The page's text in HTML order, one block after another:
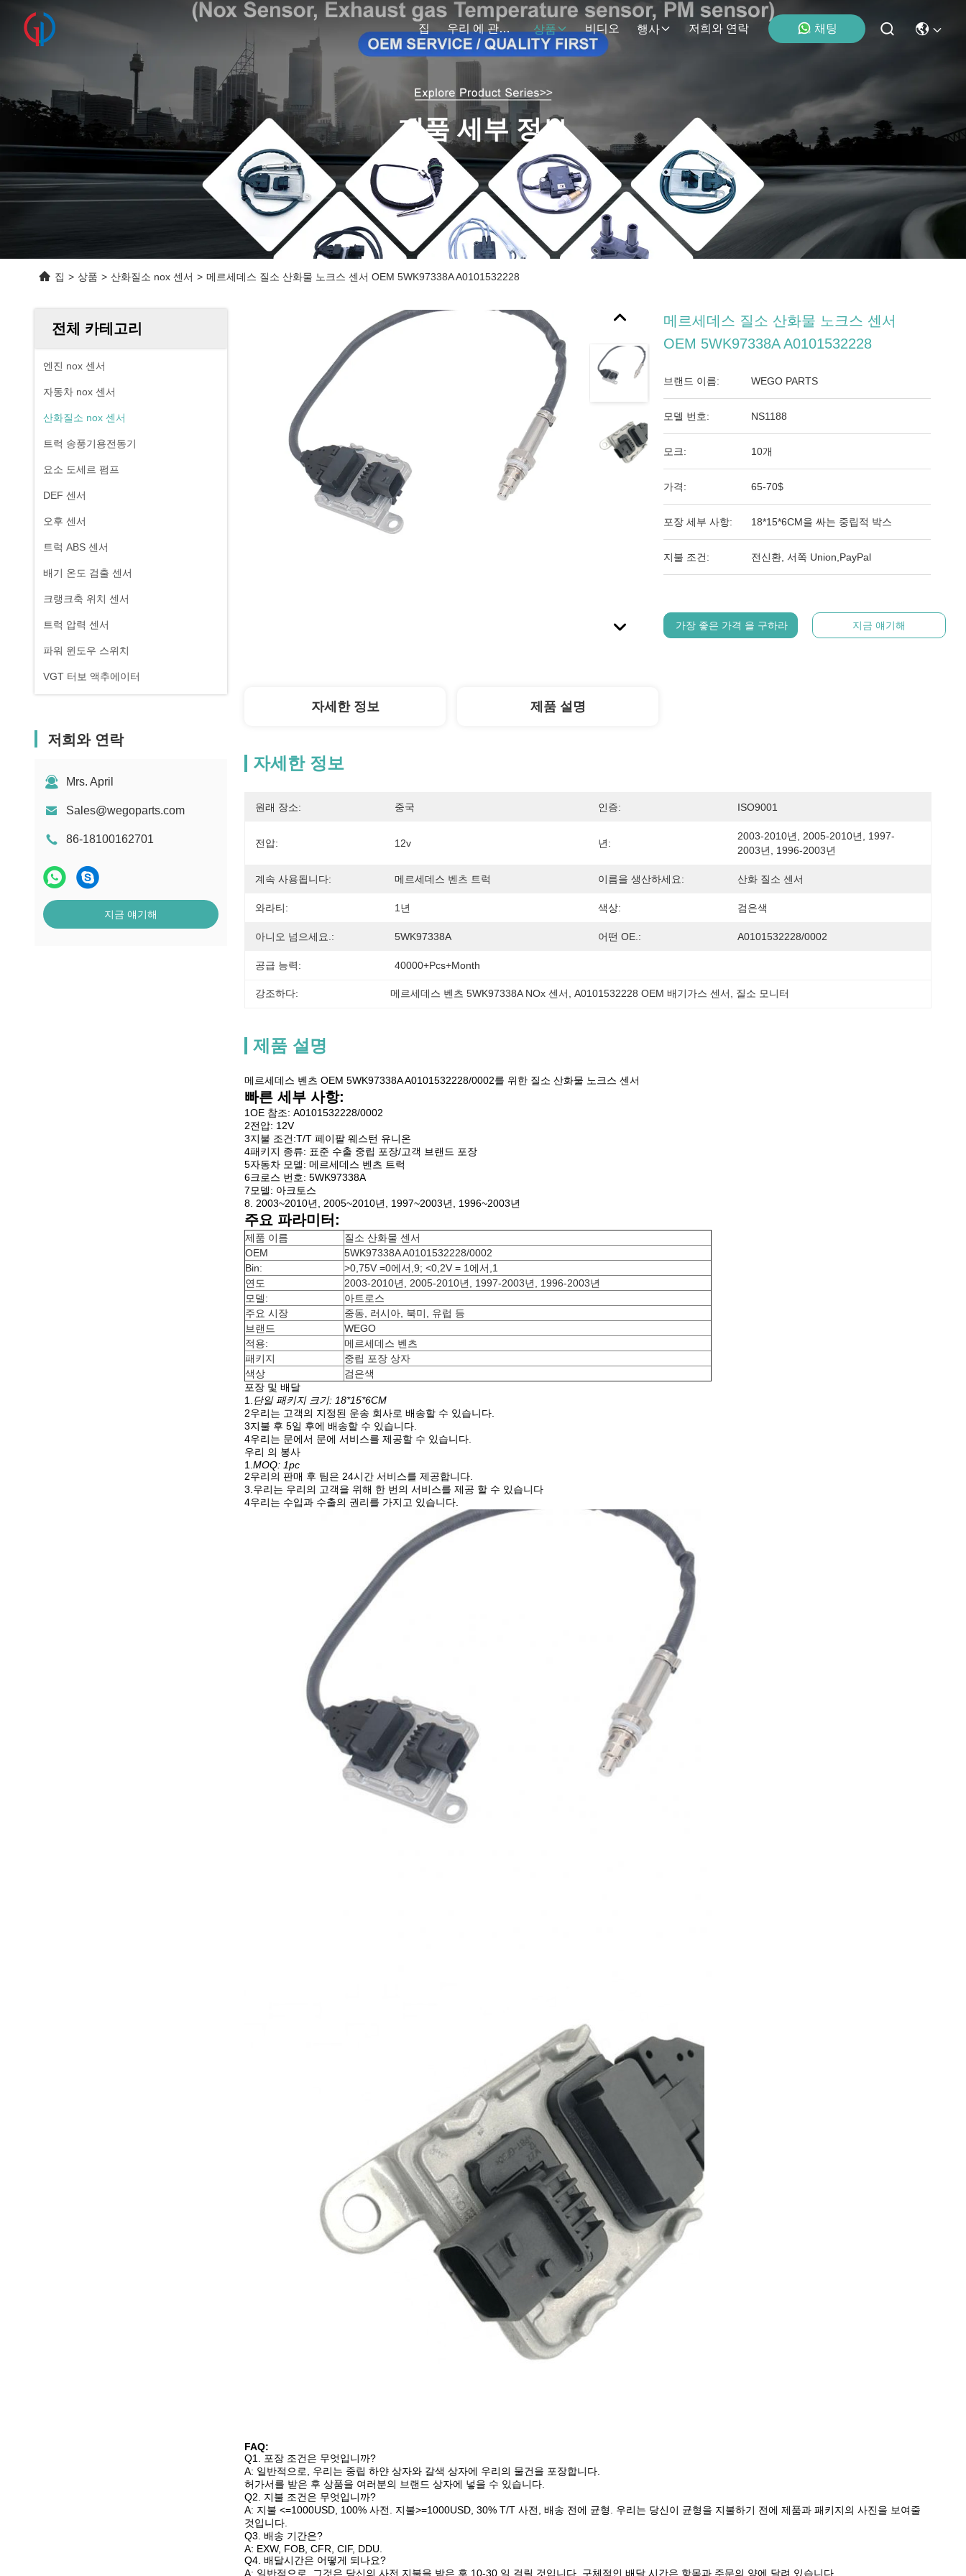
집 우리 에 관한 것 상품 비디오 행사 저희와 연락 채팅
제품 세부 정보
집 > 상품 > 산화질소 nox 센서 > 메르세데스 질소 산화물 노크스 센서 OEM 5WK97338A A0101532228
전체 카테고리
엔진 nox 센서
자동차 nox 센서
산화질소 nox 센서
트럭 송풍기용전동기
요소 도세르 펌프
DEF 센서
오후 센서
트럭 ABS 센서
배기 온도 검출 센서
크랭크축 위치 센서
트럭 압력 센서
파워 윈도우 스위치
VGT 터보 액추에이터
저희와 연락
Mrs. April
Sales@wegoparts.com
86-18100162701
지금 얘기해
메르세데스 질소 산화물 노크스 센서
OEM 5WK97338A A0101532228
브랜드 이름: WEGO PARTS
모델 번호: NS1188
모크: 10개
가격: 65-70$
포장 세부 사항: 18*15*6CM을 싸는 중립적 박스
지불 조건: 전신환, 서쪽 Union,PayPal
가장 좋은 가격 을 구하라 지금 얘기해
자세한 정보 제품 설명
자세한 정보
원래 장소: 중국 인증: ISO9001
전압: 12v 년:
2003-2010년, 2005-2010년, 1997-
2003년, 1996-2003년
계속 사용됩니다: 메르세데스 벤츠 트럭 이름을 생산하세요: 산화 질소 센서
와라티: 1년 색상: 검은색
아니오 넘으세요.: 5WK97338A 어떤 OE.: A0101532228/0002
공급 능력: 40000+Pcs+Month
강조하다: 메르세데스 벤츠 5WK97338A NOx 센서 , A0101532228 OEM 배기가스 센서 질소 모니터
제품 설명
메르세데스 벤츠 OEM 5WK97338A A0101532228/0002를 위한 질소 산화물 노크스 센서
빠른 세부 사항:
1OE 참조: A0101532228/0002
2전압: 12V
3지불 조건:T/T 페이팔 웨스턴 유니온
4패키지 종류: 표준 수출 중립 포장/고객 브랜드 포장
5자동차 모델: 메르세데스 벤츠 트럭
6크로스 번호: 5WK97338A
7모델: 아크토스
8. 2003~2010년, 2005~2010년, 1997~2003년, 1996~2003년
주요 파라미터:
제품 이름
질소 산화물 센서
OEM
5WK97338A A0101532228/0002
Bin:
>0,75V =0에서,9; <0,2V = 1에서,1
연도
2003-2010년, 2005-2010년, 1997-2003년, 1996-2003년
모델:
아트로스
주요 시장
중동, 러시아, 북미, 유럽 등
브랜드
WEGO
적용:
메르세데스 벤츠
패키지
중립 포장 상자
색상
검은색
포장 및 배달
1. 단일 패키지 크기: 18*15*6CM
2우리는 고객의 지정된 운송 회사로 배송할 수 있습니다.
3지불 후 5일 후에 배송할 수 있습니다.
4우리는 문에서 문에 서비스를 제공할 수 있습니다.
우리 의 봉사
1. MOQ: 1pc
2우리의 판매 후 팀은 24시간 서비스를 제공합니다.
3.우리는 우리의 고객을 위해 한 번의 서비스를 제공 할 수 있습니다
4우리는 수입과 수출의 권리를 가지고 있습니다.
FAQ:
Q1. 포장 조건은 무엇입니까?
A: 일반적으로, 우리는 중립 하얀 상자와 갈색 상자에 우리의 물건을 포장합니다.
허가서를 받은 후 상품을 여러분의 브랜드 상자에 넣을 수 있습니다.
Q2. 지불 조건은 무엇입니까?
A: 지불 <=1000USD, 100% 사전. 지불>=1000USD, 30% T/T 사전, 배송 전에 균형. 우리는 당신이 균형을 지불하기 전에 제품과 패키지의 사진을 보여줄
것입니다.
Q3. 배송 기간은?
A: EXW, FOB, CFR, CIF, DDU.
Q4. 배달시간은 어떻게 되나요?
A: 일반적으로, 그것은 당신의 사전 지불을 받은 후 10-30 일 걸릴 것입니다. 구체적인 배달 시간은 항목과 주문의 양에 달려 있습니다.